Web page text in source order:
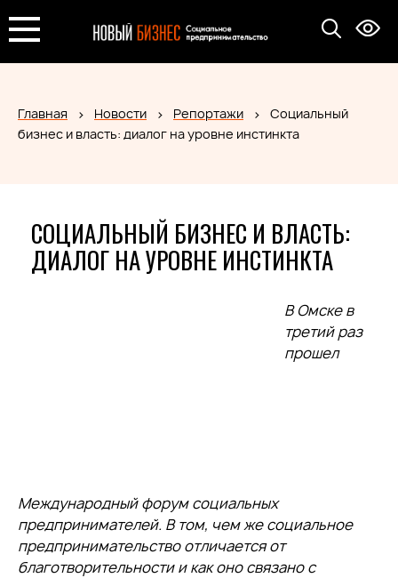
Главная Новости Репортажи
Социальный
бизнес и власть: диалог на уровне инстинкта
СОЦИАЛЬНЫЙ БИЗНЕС И ВЛАСТЬ:
ДИАЛОГ НА УРОВНЕ ИНСТИНКТА
В Омске в
третий раз
прошел
Международный форум социальных
предпринимателей. В том, чем же социальное
предпринимательство отличается от
благотворительности и как оно связано с